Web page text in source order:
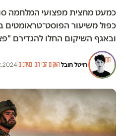
כמעט מחצית מפצועי המלחמה
כפול משיעור הפוסט־טראומטים
ובאגף השיקום החלו להגדירם
רויטל חובל·המקום הכי חם בגיהנום·